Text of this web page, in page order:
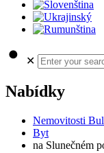
✕
Nabídky
Nemovitosti
Byt
na Slunečném